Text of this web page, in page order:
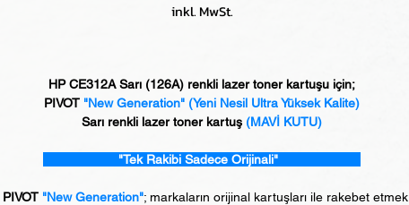
inkl. MwSt.
HP CE312A Sarı (126A) renkli lazer toner kartuşu için;
PIVOT "New Generation" (Yeni Nesil Ultra Yüksek Kalite)
Sarı renkli lazer toner kartuş (MAVİ KUTU)
"Tek Rakibi Sadece Orijinali"
PIVOT "New Generation"; markaların orijinal kartuşları ile rakebet etmek